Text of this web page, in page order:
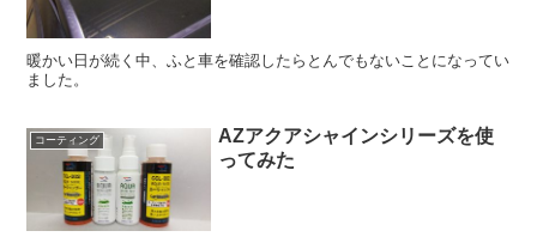
暖かい日が続く中、ふと車を確認したらとんでもないことになってい
ました。
コーティング
AZアクアシャインシリーズを使
ってみた